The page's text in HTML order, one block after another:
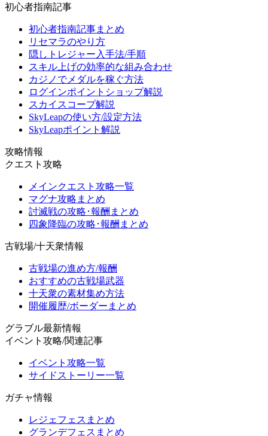
初心者指南記事
初心者指南記事まとめ
リセマラのやり方
隠しトレジャー入手法/手順
スキル上げの効率的な組み合わせ
カジノでメダルを稼ぐ方法
ログインポイントショップ解説
スカイスコープ解説
SkyLeapの使い方/設定方法
SkyLeapポイント解説
攻略情報
クエスト攻略
メインクエスト攻略一覧
マグナ攻略まとめ
討滅戦の攻略･報酬まとめ
四象降臨の攻略･報酬まとめ
古戦場/十天衆情報
古戦場の進め方/報酬
おすすめの古戦場武器
十天衆の素材集め方法
開催履歴/ボーダーまとめ
グラブル最新情報
イベント攻略/関連記事
イベント攻略一覧
サイドストーリー一覧
ガチャ情報
レジェフェスまとめ
グランデフェスまとめ